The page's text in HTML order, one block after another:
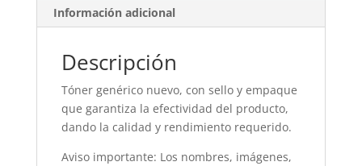
Información adicional
Descripción
Tóner genérico nuevo, con sello y empaque
que garantiza la efectividad del producto,
dando la calidad y rendimiento requerido.
Aviso importante: Los nombres, imágenes,